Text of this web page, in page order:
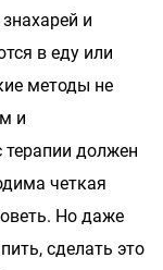
и
в еду или
методы не
и
терапии должен
четкая
Но даже
сделать это